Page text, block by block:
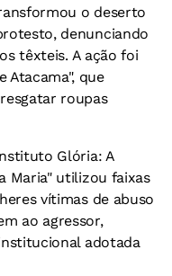
o deserto
denunciando
têxteis. A ação foi
Atacama", que
roupas
Glória: A
Maria" utilizou faixas
vítimas de abuso
ao agressor,
adotada